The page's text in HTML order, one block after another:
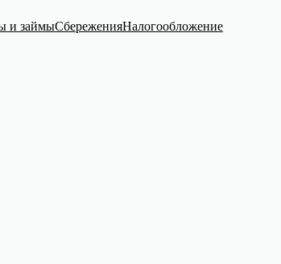
и займыСбереженияНалогообложение